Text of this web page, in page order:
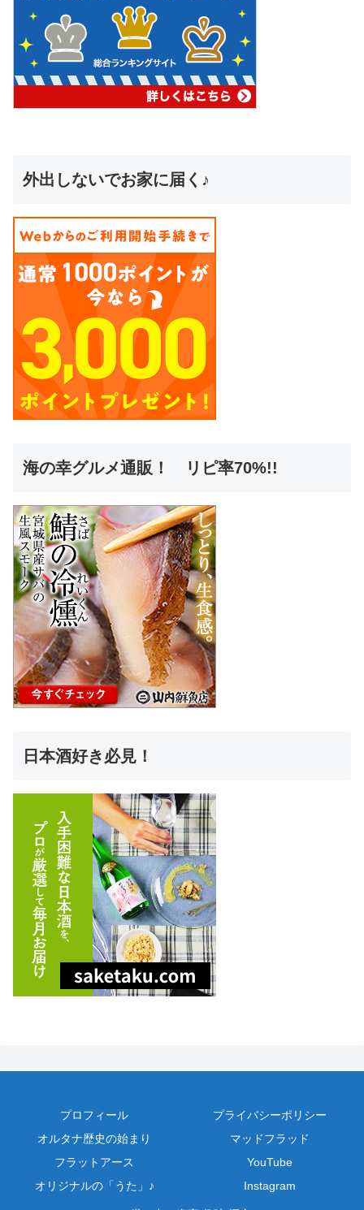
外出しないでお家に届く♪
海の幸グルメ通販！ リピ率70%!!
日本酒好き必見！
プロフィール
プライバシーポリシー
オルタナ歴史の始まり
マッドフラッド
フラットアース
YouTube
オリジナルの「うた」♪
Instagram